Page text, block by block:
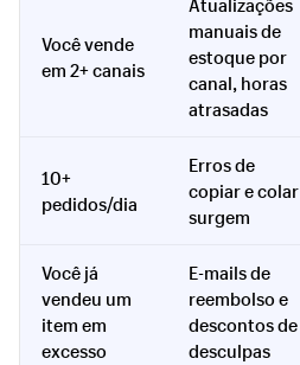
Você vende
em 2+ canais
manuais de
estoque por
canal, horas
atrasadas
10+
pedidos/dia
Erros de
copiar e colar
surgem
Você já
vendeu um
item em
excesso
E-mails de
reembolso e
descontos de
desculpas